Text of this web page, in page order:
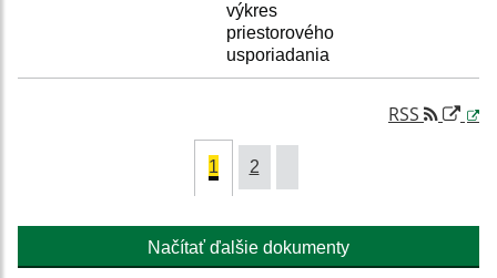
výkres
priestorového
usporiadania
RSS
1 2
Načítať ďalšie dokumenty